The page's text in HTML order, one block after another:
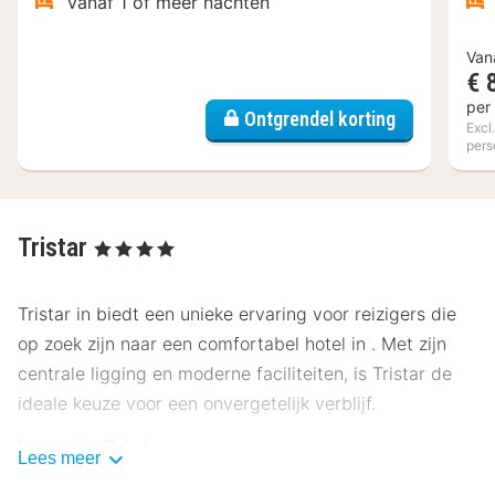
Ontgrendel korting
€
per
Tristar , 4 Sterren
Tristar in biedt een unieke ervaring voor reizigers die
op zoek zijn naar een comfortabel hotel in . Met zijn
centrale ligging en moderne faciliteiten, is Tristar de
ideale keuze voor een onvergetelijk verblijf.
Locatie Tristar
Lees meer